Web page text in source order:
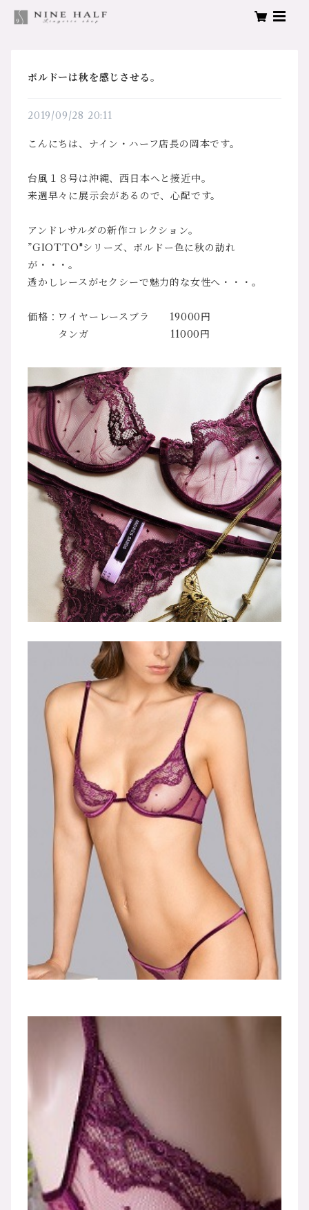
ボルドーは秋を感じさせる。
2019/09/28 20:11
こんにちは、ナイン・ハーフ店長の岡本です。
台風１８号は沖縄、西日本へと接近中。
来週早々に展示会があるので、心配です。
アンドレサルダの新作コレクション。
”GIOTTO"シリーズ、ボルドー色に秋の訪れ
が・・・。
透かしレースがセクシーで魅力的な女性へ・・・。
価格：ワイヤーレースブラ 19000円
タンガ 11000円